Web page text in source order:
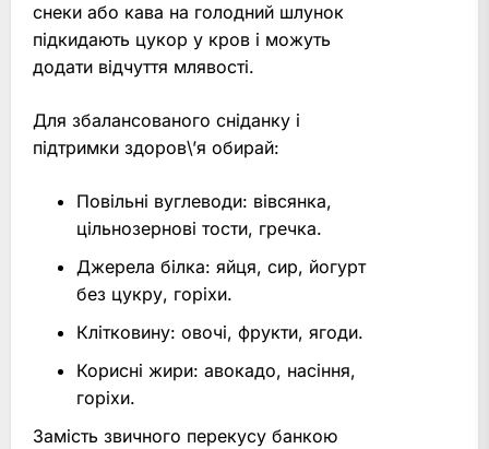
снеки або кава на голодний шлунок
підкидають цукор у кров і можуть
додати відчуття млявості.
Для збалансованого сніданку і
підтримки здоров\’я обирай:
Повільні вуглеводи: вівсянка,
цільнозернові тости, гречка.
Джерела білка: яйця, сир, йогурт
без цукру, горіхи.
Клітковину: овочі, фрукти, ягоди.
Корисні жири: авокадо, насіння,
горіхи.
Замість звичного перекусу банкою